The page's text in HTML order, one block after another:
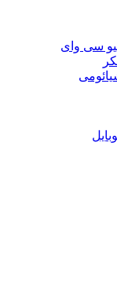
سی وای